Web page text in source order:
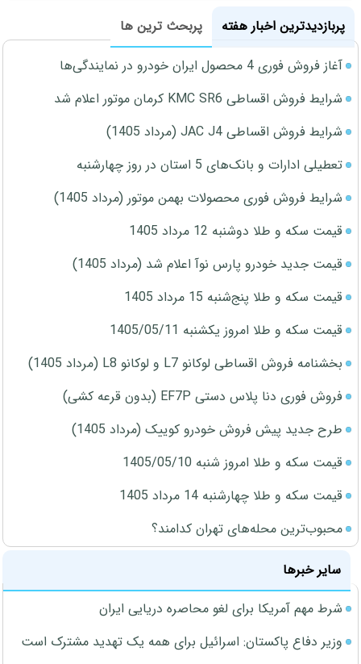
پربازدیدترین اخبار هفته
پربحث ترین ها
آغاز فروش فوری 4 محصول ایران خودرو در نمایندگی‌ها
شرایط فروش اقساطی KMC SR6 کرمان موتور اعلام شد
شرایط فروش اقساطی JAC J4 (مرداد 1405)
تعطیلی ادارات و بانک‌های 5 استان در روز چهارشنبه
شرایط فروش فوری محصولات بهمن موتور (مرداد 1405)
قیمت سکه و طلا دوشنبه 12 مرداد 1405
قیمت جدید خودرو پارس نوآ اعلام شد (مرداد 1405)
قیمت سکه و طلا پنج‌شنبه 15 مرداد 1405
قیمت سکه و طلا امروز یکشنبه 1405/05/11
بخشنامه فروش اقساطی لوکانو L7 و لوکانو L8 (مرداد 1405)
فروش فوری دنا پلاس دستی EF7P (بدون قرعه کشی)
طرح جدید پیش فروش خودرو کوییک (مرداد 1405)
قیمت سکه و طلا امروز شنبه 1405/05/10
قیمت سکه و طلا چهارشنبه 14 مرداد 1405
محبوب‌ترین محله‌های تهران کدامند؟
سایر خبرها
شرط مهم آمریکا برای لغو محاصره دریایی ایران
وزیر دفاع پاکستان: اسرائیل برای همه یک تهدید مشترک است